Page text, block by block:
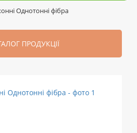
Однотонні фібра
ПРОДУКЦІЇ